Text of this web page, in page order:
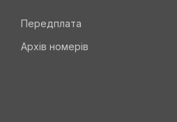
Передплата
Архів номерів